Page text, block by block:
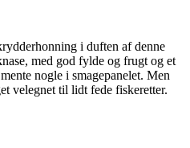
i duften af denne
med god fylde og frugt og et
nogle i smagepanelet. Men
velegnet til lidt fede fiskeretter.